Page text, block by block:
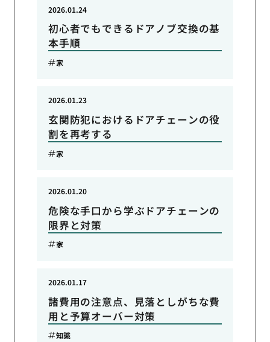
初心者でもできるドアノブ交換の基
本手順
2026.01.24
家
玄関防犯におけるドアチェーンの役
割を再考する
2026.01.23
家
危険な手口から学ぶドアチェーンの
限界と対策
2026.01.20
家
諸費用の注意点、見落としがちな費
用と予算オーバー対策
2026.01.17
知識